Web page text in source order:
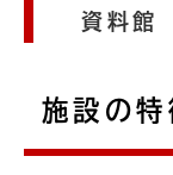
資料館
施設の特